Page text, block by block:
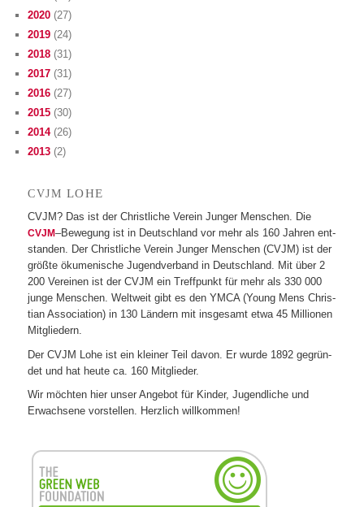
2020 (27)
2019 (24)
2018 (31)
2017 (31)
2016 (27)
2015 (30)
2014(26)
2013 (2)
CVJM LOHE
CVJM? Das ist der Christ­li­che Ver­ein Jun­ger Men­schen. Die
CVJM–Bewe­gung ist in Deutsch­land vor mehr als 160 Jah­ren ent­
stan­den. Der Christ­li­che Ver­ein Jun­ger Men­schen (CVJM) ist der
größte öku­me­ni­sche Jugend­ver­band in Deutsch­land. Mit über 2
200 Ver­ei­nen ist der CVJM ein Treff­punkt für mehr als 330 000
junge Men­schen. Welt­weit gibt es den YMCA (Young Mens Chris­
tian Asso­cia­tion) in 130 Län­dern mit ins­ge­samt etwa 45 Mil­lio­nen
Mitgliedern.
Der CVJM Lohe ist ein klei­ner Teil davon. Er wurde 1892 gegrün­
det und hat heute ca. 160 Mitglieder.
Wir möch­ten hier unser Ange­bot für Kin­der, Jugend­li­che und
Erwach­sene vor­stel­len. Herz­lich willkommen!